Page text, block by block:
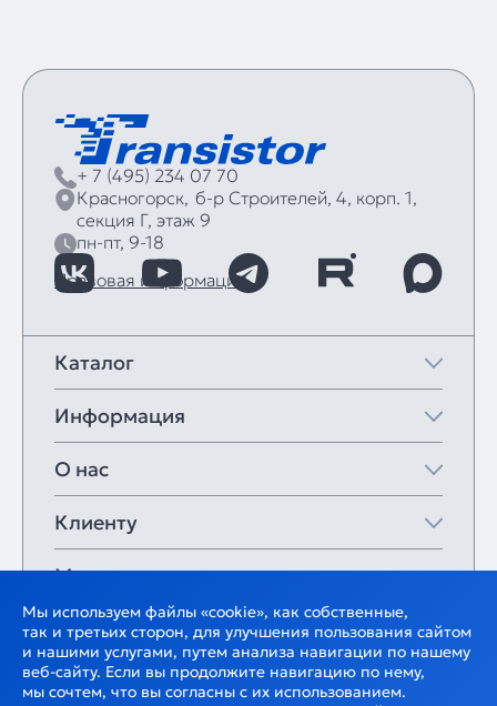
+ 7 (495) 234 07 70
Красногорск, б‑р Строителей, 4, корп. 1,
секция Г, этаж 9
пн-пт, 9-18
Правовая информация
Каталог
Информация
О нас
Клиенту
Мои закладки
Мы используем файлы «cookie», как собственные,
так и третьих сторон, для улучшения пользования сайтом
и нашими услугами, путем анализа навигации по нашему
веб-сайту. Если вы продолжите навигацию по нему,
мы сочтем, что вы согласны с их использованием.